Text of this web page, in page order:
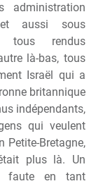
administration
aussi sous
tous rendus
là-bas, tous
Israël qui a
britannique
indépendants,
qui veulent
Petite-Bretagne,
plus là. Un
faute en tant